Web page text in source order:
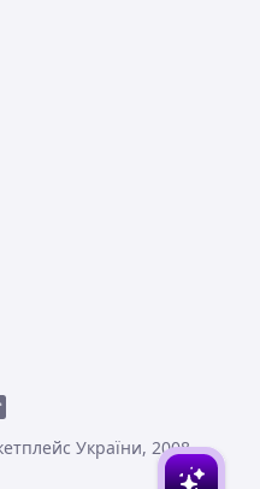
України, 2008-